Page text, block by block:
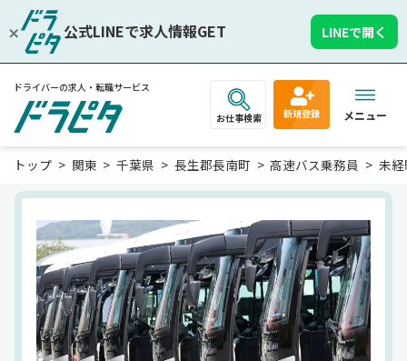
公式LINEで求人情報GET LINEで開く
ドライバーの求人・転職サービス
お仕事検索 新規登録 メニュー
トップ 関東 千葉県 長生郡長南町 高速バス乗務員 未